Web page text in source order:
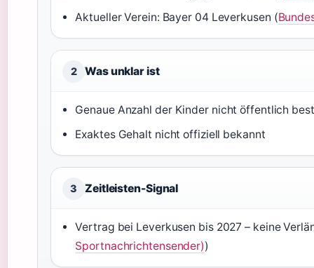
Aktueller Verein: Bayer 04 Leverkusen (
2 Was unklar ist
Genaue Anzahl der Kinder nicht öffentlich
Exaktes Gehalt nicht offiziell bekannt
3 Zeitleisten-Signal
Vertrag bei Leverkusen bis 2027 – keine
Sportnachrichtensender))